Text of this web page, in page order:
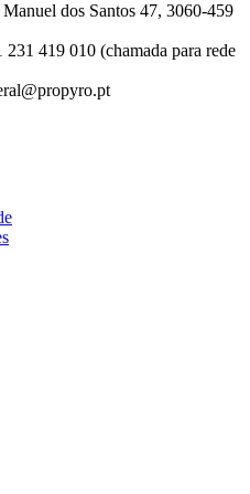
dos Santos 47, 3060-459
231 419 010 (chamada para rede